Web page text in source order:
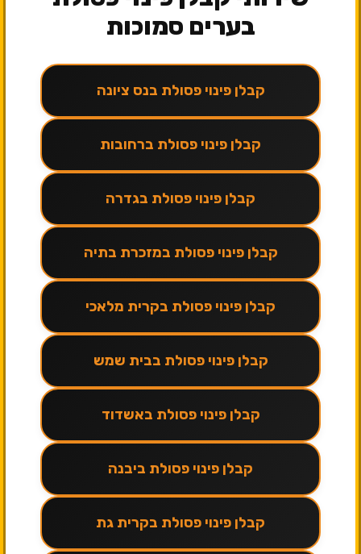
בערים סמוכות
קבלן פינוי פסולת בנס ציונה
קבלן פינוי פסולת ברחובות
קבלן פינוי פסולת בגדרה
קבלן פינוי פסולת במזכרת בתיה
קבלן פינוי פסולת בקרית מלאכי
קבלן פינוי פסולת בבית שמש
קבלן פינוי פסולת באשדוד
קבלן פינוי פסולת ביבנה
קבלן פינוי פסולת בקרית גת